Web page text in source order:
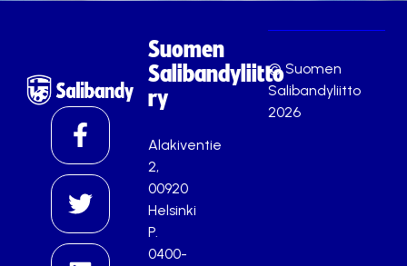
Suomen
Salibandyliitto
ry
Alakiventie
2,
00920
Helsinki
P.
0400-
© Suomen
Salibandyliitto
2026